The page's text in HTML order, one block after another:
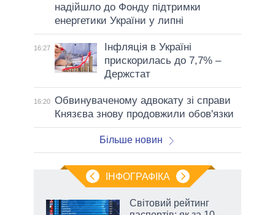
надійшло до Фонду підтримки
енергетики України у липні
16:27
Інфляція в Україні
прискорилась до 7,7% –
Держстат
16:20 Обвинуваченому адвокату зі справи
Князєва знову продовжили обов'язки
Більше новин
ІНФОГРАФІКА
Світовий рейтинг